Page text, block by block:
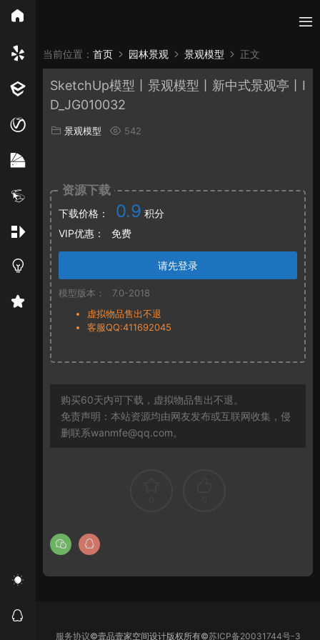
Enscape PB3构件 构件 轮廓
当前位置： 首页 园林景观 景观模型 正文
SketchUp模型丨景观模型丨新中式景观亭丨I
D_JG010032
景观模型 542
资源下载
下载价格： 0.9 积分
VIP优惠：
免费
请先登录
模型版本：
7.0-2018
虚拟物品售出不退
客服QQ:411692045
购买60天内可下载，虚拟物品售出不退。
免责声明：本站资源均由网友发布或互联网收集，侵
删联系wanmfe@qq.com。
服务协议©壹品壹家空间设计版权所有©苏ICP备20031744号-3